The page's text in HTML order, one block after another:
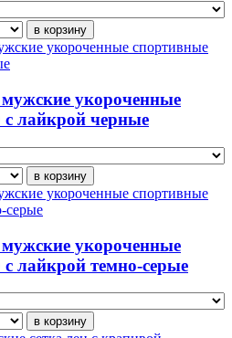
укороченные
с лайкрой черные
укороченные
лайкрой темно-серые